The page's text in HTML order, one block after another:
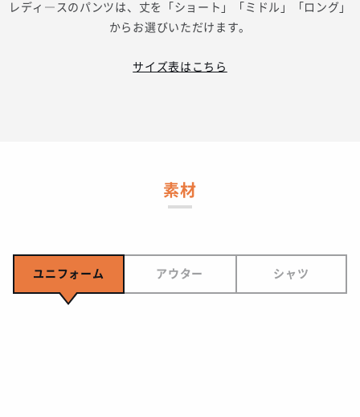
レディ―スのパンツは、丈を「ショート」「ミドル」「ロング」
からお選びいただけます。
サイズ表はこちら
素材
ユニフォーム アウター シャツ